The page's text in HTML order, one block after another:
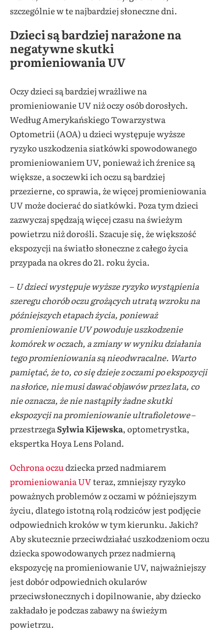
szczególnie w te najbardziej słoneczne dni.
Dzieci są bardziej narażone na
negatywne skutki
promieniowania UV
Oczy dzieci są bardziej wrażliwe na
promieniowanie UV niż oczy osób dorosłych.
Według Amerykańskiego Towarzystwa
Optometrii (AOA) u dzieci występuje wyższe
ryzyko uszkodzenia siatkówki spowodowanego
promieniowaniem UV, ponieważ ich źrenice są
większe, a soczewki ich oczu są bardziej
przezierne, co sprawia, że więcej promieniowania
UV może docierać do siatkówki. Poza tym dzieci
zazwyczaj spędzają więcej czasu na świeżym
powietrzu niż dorośli. Szacuje się, że większość
ekspozycji na światło słoneczne z całego życia
przypada na okres do 21. roku życia.
– U dzieci występuje wyższe ryzyko wystąpienia
szeregu chorób oczu grożących utratą wzroku na
późniejszych etapach życia, ponieważ
promieniowanie UV powoduje uszkodzenie
komórek w oczach, a zmiany w wyniku działania
tego promieniowania są nieodwracalne. Warto
pamiętać, że to, co się dzieje z oczami po ekspozycji
na słońce, nie musi dawać objawów przez lata, co
nie oznacza, że nie nastąpiły żadne skutki
ekspozycji na promieniowanie ultrafioletowe–
przestrzegaSylwia Kijewska, optometrystka,
ekspertka Hoya Lens Poland.
Ochrona oczu dziecka przed nadmiarem
promieniowania UVteraz, zmniejszy ryzyko
poważnych problemów z oczami w późniejszym
życiu, dlatego istotną rolą rodziców jest podjęcie
odpowiednich kroków w tym kierunku. Jakich?
Aby skutecznie przeciwdziałać uszkodzeniom oczu
dziecka spowodowanych przez nadmierną
ekspozycję na promieniowanie UV, najważniejszy
jest dobór odpowiednich okularów
przeciwsłonecznych i dopilnowanie, aby dziecko
zakładało je podczas zabawy na świeżym
powietrzu.